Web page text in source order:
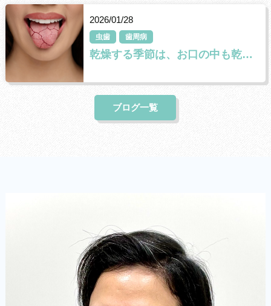
2026/01/28
虫歯 歯周病
乾燥する季節は、お口の中も乾きやすくなります。
ブログ一覧